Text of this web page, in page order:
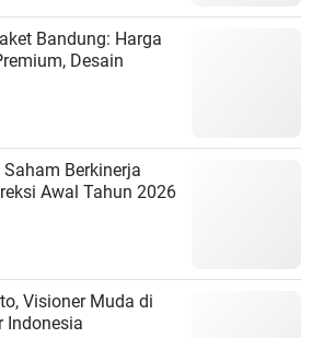
Bandung: Harga
Desain
Berkinerja
Awal Tahun 2026
Visioner Muda di
Indonesia